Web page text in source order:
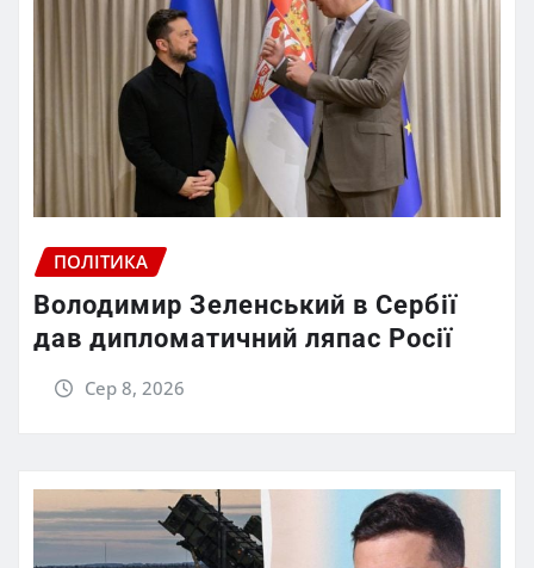
ПОЛІТИКА
Володимир Зеленський в Сербії
дав дипломатичний ляпас Росії
Сер 8, 2026